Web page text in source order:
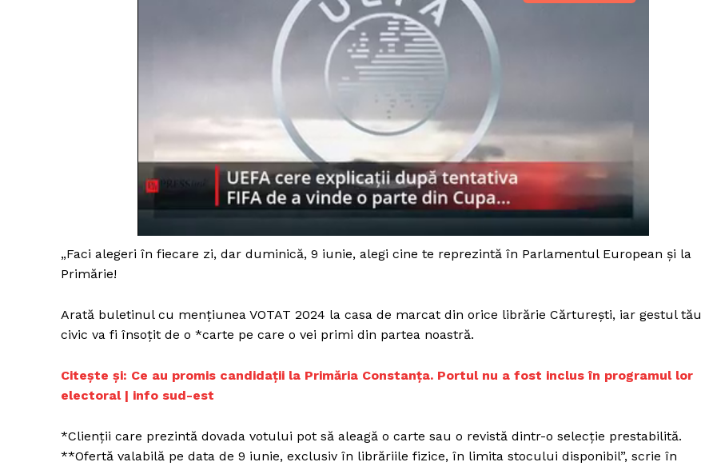
„Faci alegeri în fiecare zi, dar duminică, 9 iunie, alegi cine te reprezintă în Parlamentul European și la
Primărie!
Arată buletinul cu mențiunea VOTAT 2024 la casa de marcat din orice librărie Cărturești, iar gestul tău
civic va fi însoțit de o *carte pe care o vei primi din partea noastră.
Citește și: Ce au promis candidații la Primăria Constanța. Portul nu a fost inclus în programul lor
electoral | info sud-est
*Clienții care prezintă dovada votului pot să aleagă o carte sau o revistă dintr-o selecție prestabilită.
**Ofertă valabilă pe data de 9 iunie, exclusiv în librăriile fizice, în limita stocului disponibil”, scrie în